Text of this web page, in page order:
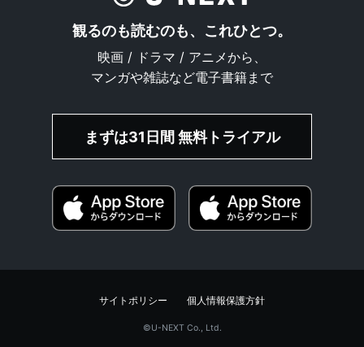
観るのも読むのも、これひとつ。
映画 / ドラマ / アニメから、
マンガや雑誌など電子書籍まで
まずは31日間 無料トライアル
サイトポリシー 個人情報保護方針
©︎U-NEXT Co., Ltd.